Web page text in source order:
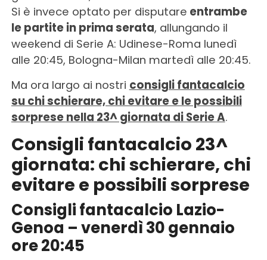
Si è invece optato per disputare entrambe
le partite in prima serata, allungando il
weekend di Serie A: Udinese-Roma lunedì
alle 20:45, Bologna-Milan martedì alle 20:45.
Ma ora largo ai nostri consigli fantacalcio
su chi schierare, chi evitare e le possibili
sorprese nella 23^ giornata di Serie A.
Consigli fantacalcio 23^
giornata: chi schierare, chi
evitare e possibili sorprese
Consigli fantacalcio Lazio-
Genoa – venerdì 30 gennaio
ore 20:45